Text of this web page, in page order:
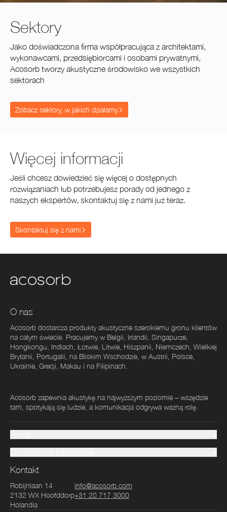
Sektory
Jako doświadczona firma współpracująca z architektami,
wykonawcami, przedsiębiorcami i osobami prywatnymi,
Acosorb tworzy akustyczne środowisko we wszystkich
sektorach
Zobacz sektory, w jakich działamy
Więcej informacji
Jeśli chcesz dowiedzieć się więcej o dostępnych
rozwiązaniach lub potrzebujesz porady od jednego z
naszych ekspertów, skontaktuj się z nami już teraz.
Skontaktuj się z nami
O nas
Acosorb dostarcza produkty akustyczne szerokiemu gronu klientów
na całym świecie. Pracujemy w Belgii, Irlandii, Singapurze,
Hongkongu, Indiach, Łotwie, Litwie, Hiszpanii, Niemczech, Wielkiej
Brytanii, Portugalii, na Bliskim Wschodzie, w Austrii, Polsce,
Ukrainie, Grecji, Makau i na Filipinach.
Acosorb zapewnia akustykę na najwyższym poziomie – wszędzie
tam, spotykają się ludzie, a komunikacja odgrywa ważną rolę.
Kontakt
Robijnlaan 14
2132 WX Hoofddorp
Holandia
info@acosorb.com
+31 20 717 3000